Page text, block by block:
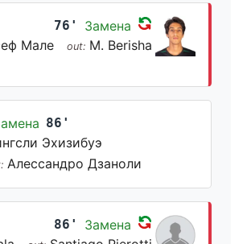
76' Замена
Мале out: M. Berisha
86'
Эхизибуэ
Алессандро Дзаноли
86' Замена